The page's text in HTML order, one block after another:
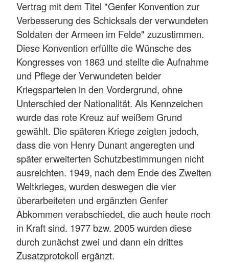
Vertrag mit dem Titel "Genfer Konvention zur
Verbesserung des Schicksals der verwundeten
Soldaten der Armeen im Felde" zuzustimmen.
Diese Konvention erfüllte die Wünsche des
Kongresses von 1863 und stellte die Aufnahme
und Pflege der Verwundeten beider
Kriegsparteien in den Vordergrund, ohne
Unterschied der Nationalität. Als Kennzeichen
wurde das rote Kreuz auf weißem Grund
gewählt. Die späteren Kriege zeigten jedoch,
dass die von Henry Dunant angeregten und
später erweiterten Schutzbestimmungen nicht
ausreichten. 1949, nach dem Ende des Zweiten
Weltkrieges, wurden deswegen die vier
überarbeiteten und ergänzten Genfer
Abkommen verabschiedet, die auch heute noch
in Kraft sind. 1977 bzw. 2005 wurden diese
durch zunächst zwei und dann ein drittes
Zusatzprotokoll ergänzt.